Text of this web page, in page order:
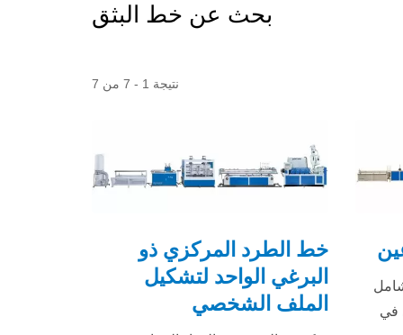
بحث عن خط البثق
نتيجة 1 - 7 من 7
في
خط الطرد المركزي ذو
البرغي الواحد لتشكيل
الملف الشخصي